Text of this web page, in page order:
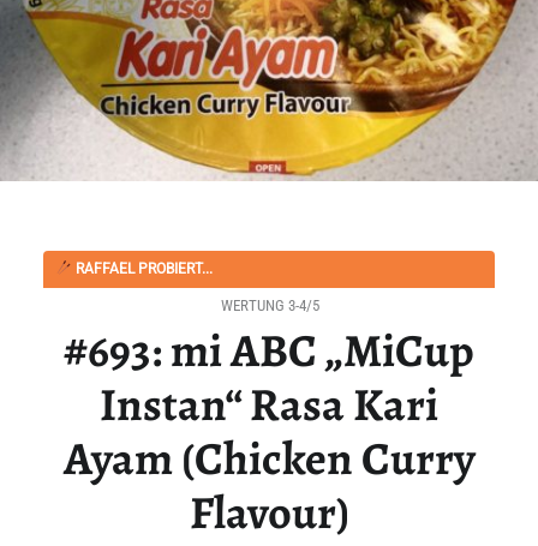
RAFFAEL PROBIERT...
#693: mi ABC „MiCup
Instan“ Rasa Kari
Ayam (Chicken Curry
Flavour)
WERTUNG 3-4/5